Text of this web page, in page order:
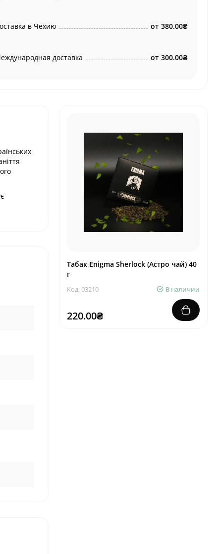
в Чехию от 380.00₴
доставка от 300.00₴
Табак Enigma Sherlock (Астро чай) 40
г
Код: 03210 В наличии
220.00₴